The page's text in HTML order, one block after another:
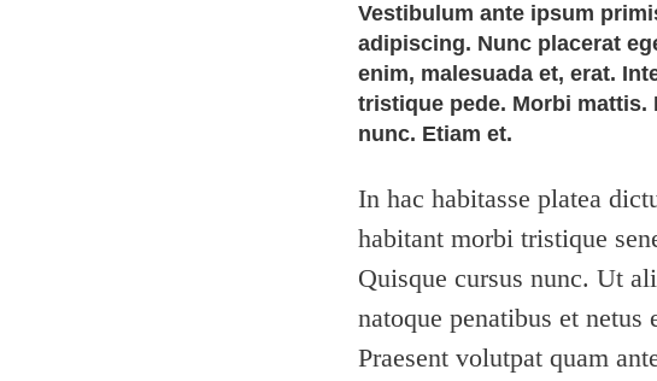
Vestibulum ante ipsum
adipiscing. Nunc placerat
enim, malesuada et, erat.
tristique pede. Morbi mattis.
nunc. Etiam et.
In hac habitasse platea
habitant morbi tristique
Quisque cursus nunc. Ut
natoque penatibus et
Praesent volutpat quam